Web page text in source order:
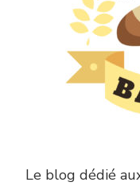
Le blog dédié